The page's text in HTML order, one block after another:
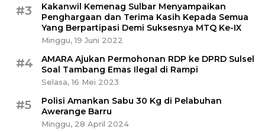
#3
Kakanwil Kemenag Sulbar Menyampaikan
Penghargaan dan Terima Kasih Kepada Semua
Yang Berpartipasi Demi Suksesnya MTQ Ke-IX
Minggu, 19 Juni 2022
#4
AMARA Ajukan Permohonan RDP ke DPRD Sulsel
Soal Tambang Emas Ilegal di Rampi
Selasa, 16 Mei 2023
#5
Polisi Amankan Sabu 30 Kg di Pelabuhan
Awerange Barru
Minggu, 28 April 2024